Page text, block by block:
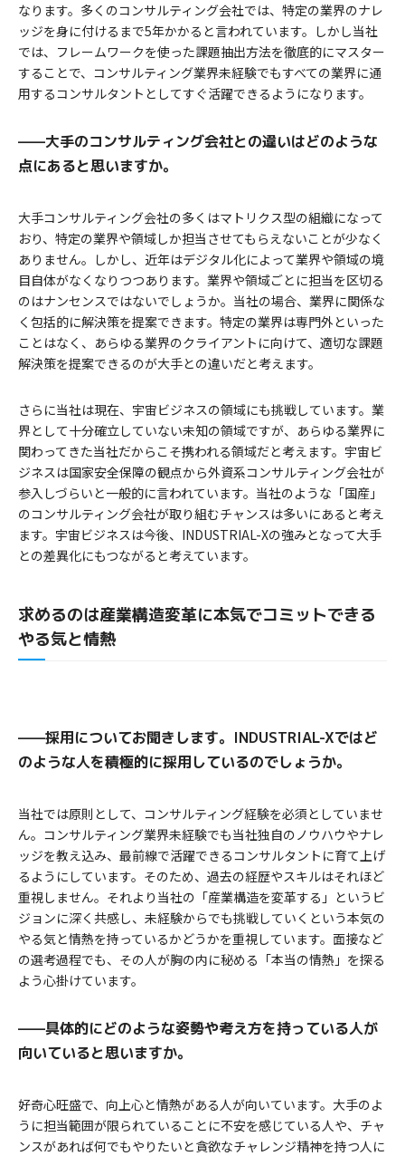
なります。多くのコンサルティング会社では、特定の業界のナレ
ッジを身に付けるまで5年かかると言われています。しかし当社
では、フレームワークを使った課題抽出方法を徹底的にマスター
することで、コンサルティング業界未経験でもすべての業界に通
用するコンサルタントとしてすぐ活躍できるようになります。
——大手のコンサルティング会社との違いはどのような
点にあると思いますか。
大手コンサルティング会社の多くはマトリクス型の組織になって
おり、特定の業界や領域しか担当させてもらえないことが少なく
ありません。しかし、近年はデジタル化によって業界や領域の境
目自体がなくなりつつあります。業界や領域ごとに担当を区切る
のはナンセンスではないでしょうか。当社の場合、業界に関係な
く包括的に解決策を提案できます。特定の業界は専門外といった
ことはなく、あらゆる業界のクライアントに向けて、適切な課題
解決策を提案できるのが大手との違いだと考えます。
さらに当社は現在、宇宙ビジネスの領域にも挑戦しています。業
界として十分確立していない未知の領域ですが、あらゆる業界に
関わってきた当社だからこそ携われる領域だと考えます。宇宙ビ
ジネスは国家安全保障の観点から外資系コンサルティング会社が
参入しづらいと一般的に言われています。当社のような「国産」
のコンサルティング会社が取り組むチャンスは多いにあると考え
ます。宇宙ビジネスは今後、INDUSTRIAL-Xの強みとなって大手
との差異化にもつながると考えています。
求めるのは産業構造変革に本気でコミットできる
やる気と情熱
——採用についてお聞きします。INDUSTRIAL-Xではど
のような人を積極的に採用しているのでしょうか。
当社では原則として、コンサルティング経験を必須としていませ
ん。コンサルティング業界未経験でも当社独自のノウハウやナレ
ッジを教え込み、最前線で活躍できるコンサルタントに育て上げ
るようにしています。そのため、過去の経歴やスキルはそれほど
重視しません。それより当社の「産業構造を変革する」というビ
ジョンに深く共感し、未経験からでも挑戦していくという本気の
やる気と情熱を持っているかどうかを重視しています。面接など
の選考過程でも、その人が胸の内に秘める「本当の情熱」を探る
よう心掛けています。
——具体的にどのような姿勢や考え方を持っている人が
向いていると思いますか。
好奇心旺盛で、向上心と情熱がある人が向いています。大手のよ
うに担当範囲が限られていることに不安を感じている人や、チャ
ンスがあれば何でもやりたいと貪欲なチャレンジ精神を持つ人に